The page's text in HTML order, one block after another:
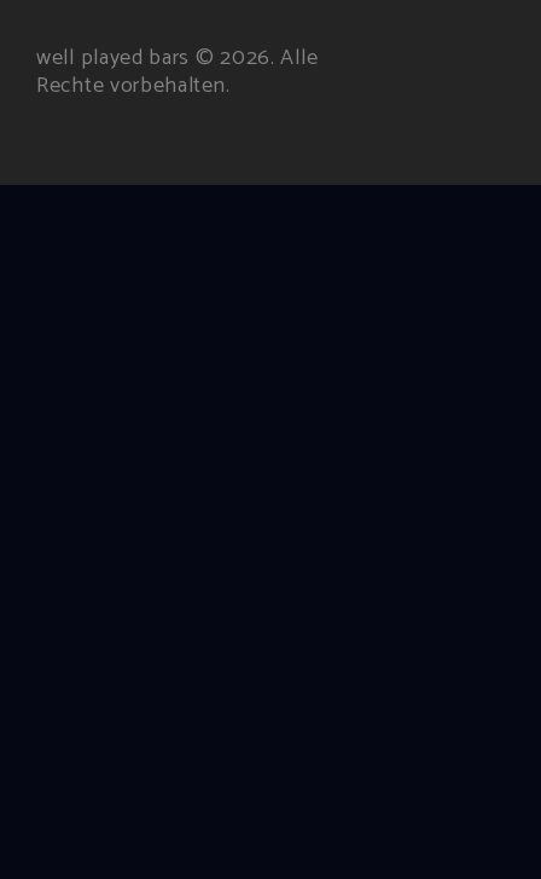
well played bars © 2026. Alle
Rechte vorbehalten.